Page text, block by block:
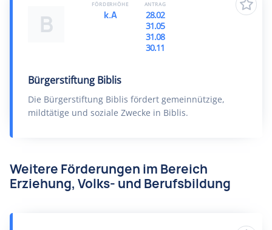
B
Bürgerstiftung Biblis
Die Bürgerstiftung Biblis fördert gemeinnützige,
mildtätige und soziale Zwecke in Biblis.
FÖRDERHÖHE
k.A
ANTRAG
28.02
31.05
31.08
30.11
Weitere Förderungen im Bereich
Erziehung, Volks- und Berufsbildung